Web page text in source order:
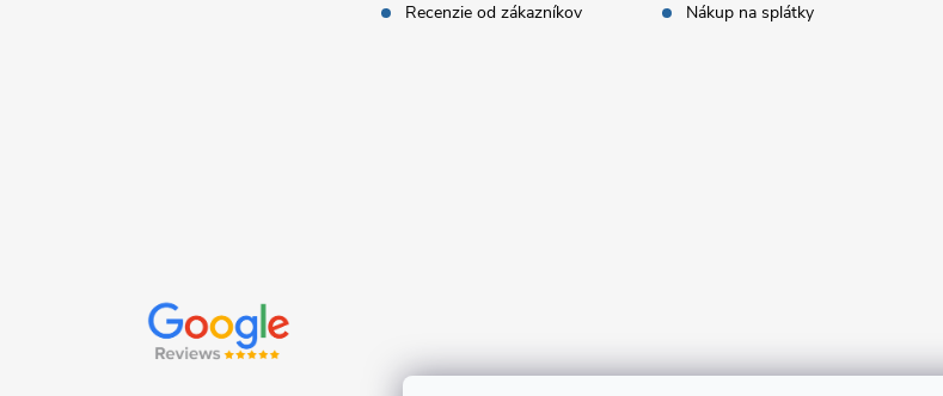
Recenzie od zákazníkov
Nákup na splátky